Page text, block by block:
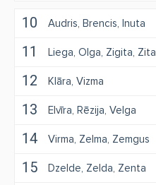
10 Audris Brencis Inuta
11 Liega Olga Zigita Zita
12 Klāra Vizma
13 Elvīra Rēzija Velga
14 Virma Zelma Zemgus
15 Dzelde Zelda Zenta